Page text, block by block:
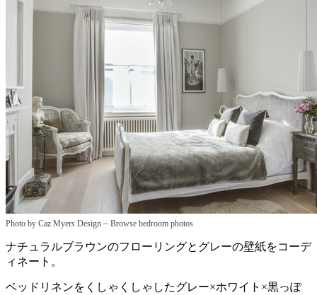
Photo by Caz Myers Design – Browse bedroom photos
ナチュラルブラウンのフローリングとグレーの壁紙をコーデ
ィネート。
ベッドリネンをくしゃくしゃしたグレー×ホワイト×黒っぽ